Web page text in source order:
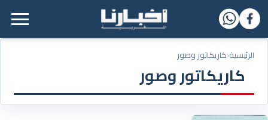
القائمة الرئيسية
الرئيسية‹كاريكاتور وصور
كاريكاتور وصور